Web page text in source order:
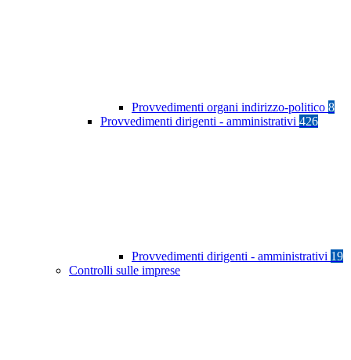
Provvedimenti organi indirizzo-politico 8
Provvedimenti dirigenti - amministrativi 426
Provvedimenti dirigenti - amministrativi 19
Controlli sulle imprese